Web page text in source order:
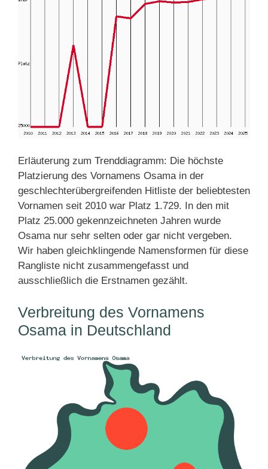
Erläuterung zum Trenddiagramm: Die höchste
Platzierung des Vornamens Osama in der
geschlechterübergreifenden Hitliste der beliebtesten
Vornamen seit 2010 war Platz 1.729. In den mit
Platz 25.000 gekennzeichneten Jahren wurde
Osama nur sehr selten oder gar nicht vergeben.
Wir haben gleichklingende Namensformen für diese
Rangliste nicht zusammengefasst und
ausschließlich die Erstnamen gezählt.
Verbreitung des Vornamens
Osama in Deutschland